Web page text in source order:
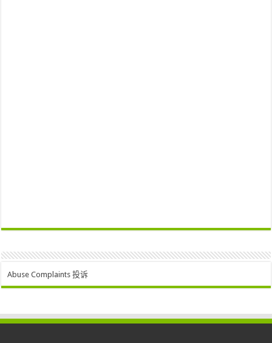
Abuse Complaints 投诉